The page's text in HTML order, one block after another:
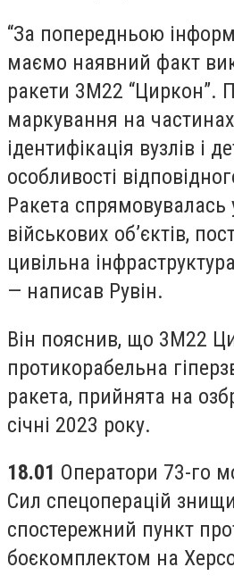
“За попередньою
маємо наявний факт
ракети 3М22 “Циркон”.
маркування на
ідентифікація вузлів і
особливості
Ракета спрямовувалась
військових об’єктів,
цивільна
— написав Рувін.
Він пояснив, що 3М22
протикорабельна
ракета, прийнята на
січні 2023 року.
18.01 Оператори 73-го
Сил спецоперацій
спостережний пункт
боєкомплектом на